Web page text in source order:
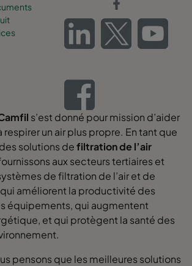
s’est donné pour mission d’aider
respirer un air plus propre. En tant que
solutions defiltration de l’air
aux secteurs tertiaires et
de filtration de l’air et de
améliorent la productivité des
équipements, qui augmentent
et qui protègent la santé des
pensons que les meilleures solutions